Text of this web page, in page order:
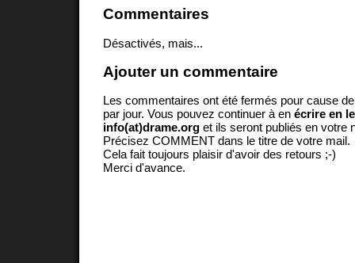
Commentaires
Désactivés, mais...
Ajouter un commentaire
Les commentaires ont été fermés pour cause
par jour. Vous pouvez continuer à en écrire en
info(at)drame.org et ils seront publiés en votre
Précisez COMMENT dans le titre de votre mail.
Cela fait toujours plaisir d'avoir des retours ;-)
Merci d'avance.